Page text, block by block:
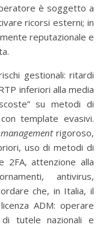
è soggetto a
ricorsi esterni; in
reputazionale e
gestionali: ritardi
inferiori alla media
su metodi di
template evasivi.
rigoroso,
uso di metodi di
2FA, attenzione alla
antivirus,
che, in Italia, il
ADM: operare
tutele nazionali e